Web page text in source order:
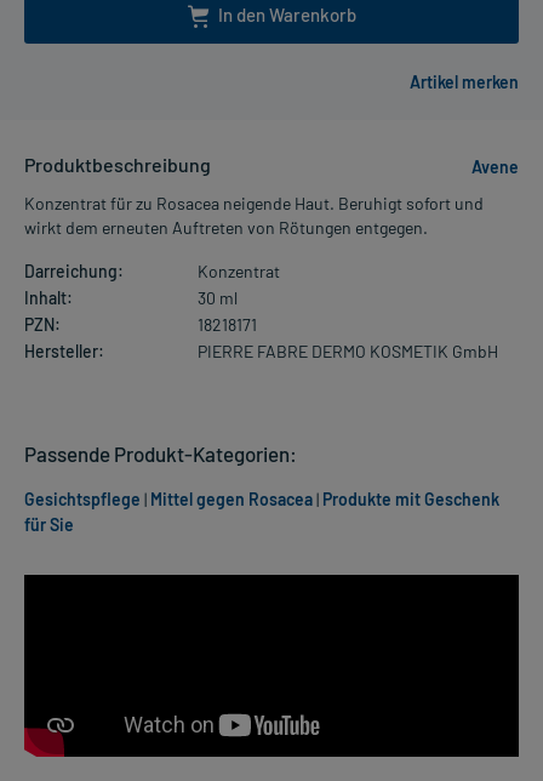
In den Warenkorb
Produktbeschreibung
Avene
Konzentrat für zu Rosacea neigende Haut. Beruhigt sofort und
wirkt dem erneuten Auftreten von Rötungen entgegen.
Darreichung:
Konzentrat
Inhalt:
30 ml
PZN:
18218171
Hersteller:
PIERRE FABRE DERMO KOSMETIK GmbH
Passende Produkt-Kategorien:
Gesichtspflege | Mittel gegen Rosacea| Produkte mit Geschenk
für Sie